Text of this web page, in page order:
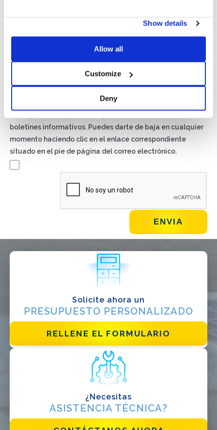
Show details
Allow all
Customize
Deny
Privacidad*
Autorizo el tratamiento de mis datos según lo dispuesto en
laPolítica de Privacidadde Basic S.B.R.L.
Newsletter
Al marcar esta casilla, aceptas recibir material publicitario
boletines informativos. Puedes darte de baja en cualquier
momento haciendo clic en el enlace correspondiente
situado en el pie de página del correo electrónico.
Solicite ahora un
PRESUPUESTO PERSONALIZADO
RELLENE EL FORMULARIO
¿Necesitas
ASISTENCIA TÉCNICA?
Diseñador
EPC
Otro
He leido y acepto lapolitica de privacidad*